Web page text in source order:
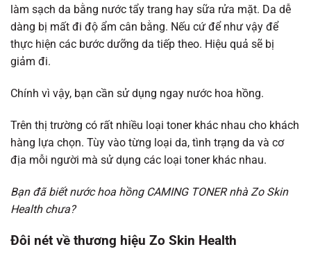
làm sạch da bằng nước tẩy trang hay sữa rửa mặt. Da dễ
dàng bị mất đi độ ẩm cân bằng. Nếu cứ để như vậy để
thực hiện các bước dưỡng da tiếp theo. Hiệu quả sẽ bị
giảm đi.
Chính vì vậy, bạn cần sử dụng ngay nước hoa hồng.
Trên thị trường có rất nhiều loại toner khác nhau cho khách
hàng lựa chọn. Tùy vào từng loại da, tình trạng da và cơ
địa mỗi người mà sử dụng các loại toner khác nhau.
Bạn đã biết nước hoa hồng CAMING TONER nhà Zo Skin
Health chưa?
Đôi nét về thương hiệu Zo Skin Health